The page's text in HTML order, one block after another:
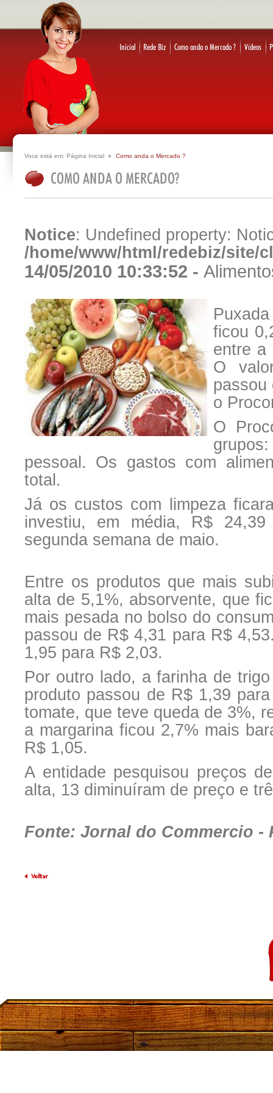
Voce está em: Página Inicial Como anda o Mercado ?
Notice: Undefined property:
/home/www/html/redebiz/site/
14/05/2010 10:33:52 -
ficou
entre a
O
passou
o
O
pessoal. Os gastos com
total.
Já os custos com limpeza
investiu, em média, R$
segunda semana de maio.
Entre os produtos que mais
alta de 5,1%, absorvente, que
mais pesada no bolso do
passou de R$ 4,31 para R$
1,95 para R$ 2,03.
Por outro lado, a farinha de
produto passou de R$ 1,39
tomate, que teve queda de 3%,
a margarina ficou 2,7% mais
R$ 1,05.
A entidade pesquisou preços
alta, 13 diminuíram de preço e
Fonte: Jornal do Commercio -